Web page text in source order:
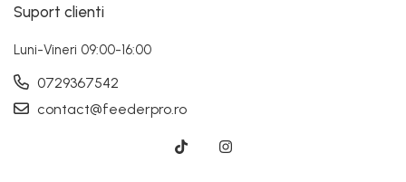
Suport clienti
Luni-Vineri 09:00-16:00
0729367542
contact@feederpro.ro